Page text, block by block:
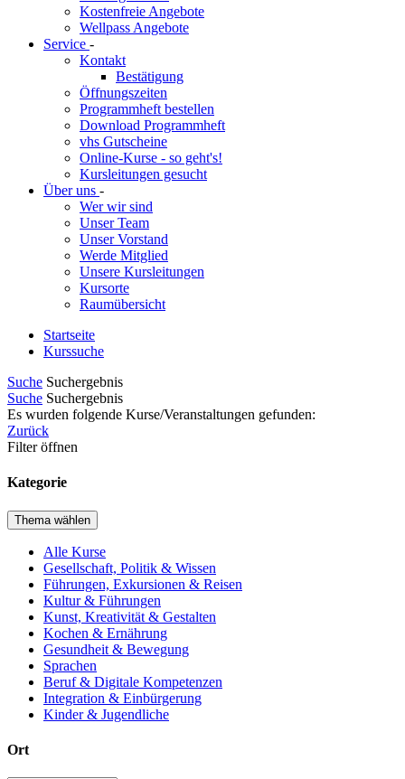
Kostenfreie Angebote
Wellpass Angebote
Service -
Kontakt
Bestätigung
Öffnungszeiten
Programmheft bestellen
Download Programmheft
vhs Gutscheine
Online-Kurse - so geht's!
Kursleitungen gesucht
Über uns -
Wer wir sind
Unser Team
Unser Vorstand
Werde Mitglied
Unsere Kursleitungen
Kursorte
Raumübersicht
Startseite
Kurssuche
Suche Suchergebnis
Suche Suchergebnis
Es wurden folgende Kurse/Veranstaltungen gefunden:
Zurück
Filter öffnen
Kategorie
Thema wählen
Alle Kurse
Gesellschaft, Politik & Wissen
Führungen, Exkursionen & Reisen
Kultur & Führungen
Kunst, Kreativität & Gestalten
Kochen & Ernährung
Gesundheit & Bewegung
Sprachen
Beruf & Digitale Kompetenzen
Integration & Einbürgerung
Kinder & Jugendliche
Ort